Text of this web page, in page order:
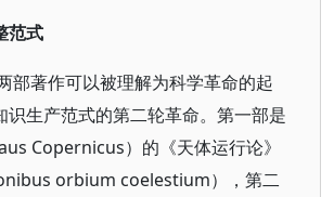
范式
部著作可以被理解为科学革命的起
识生产范式的第二轮革命。第一部是
Copernicus）的《天体运行论》
orbium coelestium），第二